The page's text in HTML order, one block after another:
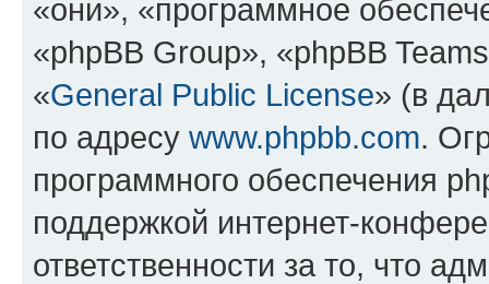
«они», «программное
«phpBB Group», «phpBB
«General Public License» (в
по адресу www.phpbb.com.
программного обеспечения
поддержкой интернет-
ответственности за то, что